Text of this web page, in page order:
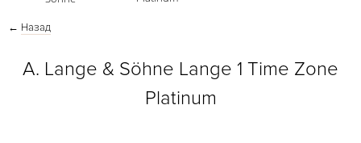
← Назад
A. Lange & Söhne Lange 1 Time Zone
Platinum